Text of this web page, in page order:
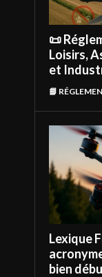
📜
Loisirs,
et
📘
Lexique
bien